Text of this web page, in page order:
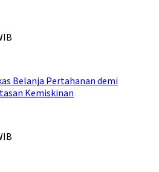
Belanja Pertahanan demi
Kemiskinan